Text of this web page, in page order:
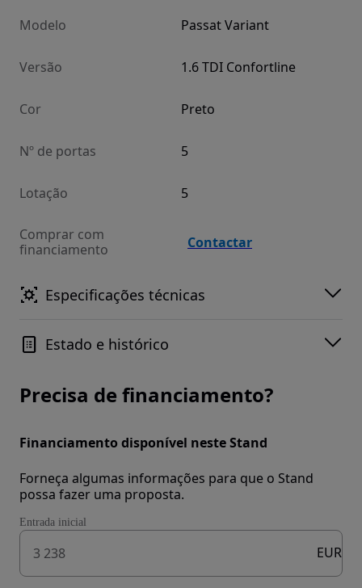
Modelo Passat Variant
Versão 1.6 TDI Confortline
Cor Preto
Nº de portas 5
Lotação 5
Comprar com
financiamento
Contactar
Especificações técnicas
Estado e histórico
Precisa de financiamento?
Financiamento disponível neste Stand
Forneça algumas informações para que o Stand
possa fazer uma proposta.
Entrada inicial
EUR